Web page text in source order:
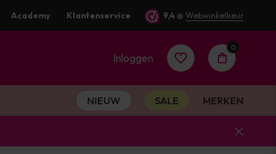
Academy Klantenservice 9,4 @ Webwinkelkeur
Inloggen
0
NIEUW SALE MERKEN